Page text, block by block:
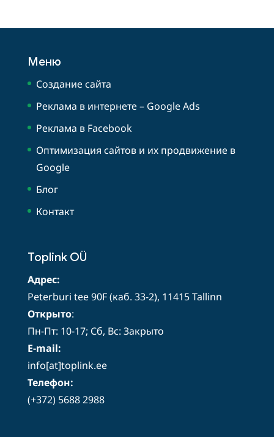
Меню
Создание сайта
Реклама в интернете – Google Ads
Реклама в Facebook
Оптимизация сайтов и их продвижение в
Google
Блог
Контакт
Toplink OÜ
Адрес:
Peterburi tee 90F (каб. 33-2), 11415 Tallinn
Открыто:
Пн-Пт: 10-17; Сб, Вс: Закрыто
E-mail:
info[at]toplink.ee
Телефон:
(+372) 5688 2988